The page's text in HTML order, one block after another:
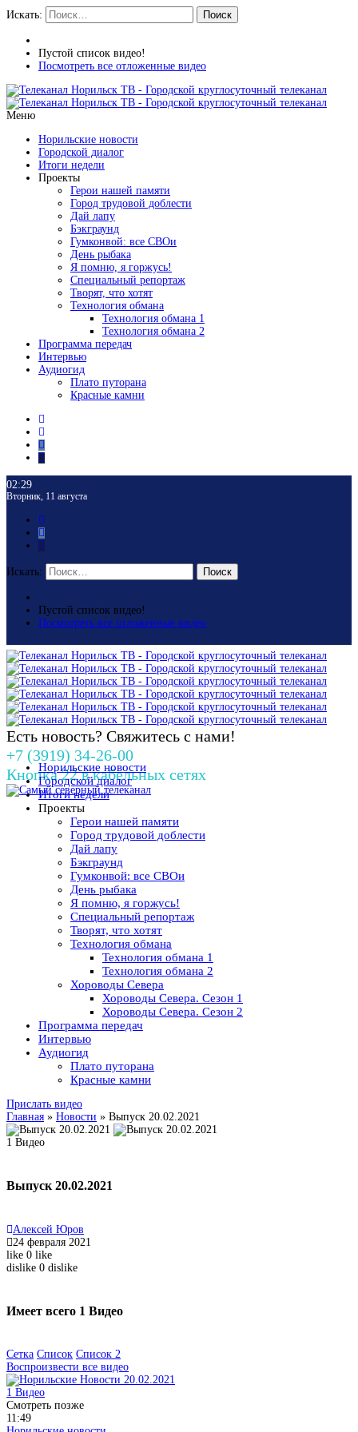
Искать: Поиск
Пустой список видео!
Посмотреть все отложенные видео
Меню
Норильские новости
Городской диалог
Итоги недели
Проекты
Герои нашей памяти
Город трудовой доблести
Дай лапу
Бэкграунд
Гумконвой: все СВОи
День рыбака
Я помню, я горжусь!
Специальный репортаж
Творят, что хотят
Технология обмана
Технология обмана 1
Технология обмана 2
Программа передач
Интервью
Аудиогид
Плато путорана
Красные камни
02:29
Вторник, 11 августа
Искать: Поиск
Пустой список видео!
Посмотреть все отложенные видео
Есть новость? Свяжитесь с нами!
+7 (3919) 34-26-00
Кнопка 22 в кабельных сетях
Норильские новости
Городской диалог
Итоги недели
Проекты
Герои нашей памяти
Город трудовой доблести
Дай лапу
Бэкграунд
Гумконвой: все СВОи
День рыбака
Я помню, я горжусь!
Специальный репортаж
Творят, что хотят
Технология обмана
Технология обмана 1
Технология обмана 2
Хороводы Севера
Хороводы Севера. Сезон 1
Хороводы Севера. Сезон 2
Программа передач
Интервью
Аудиогид
Плато путорана
Красные камни
Прислать видео
Главная » Новости » Выпуск 20.02.2021
1 Видео
Выпуск 20.02.2021
Алексей Юров
24 февраля 2021
like 0 like
dislike 0 dislike
Имеет всего 1 Видео
Сетка Список Список 2
Воспроизвести все видео
1 Видео
Смотреть позже
11:49